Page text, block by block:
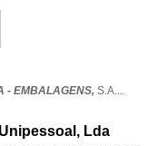
- EMBALAGENS, S.A....
Lda